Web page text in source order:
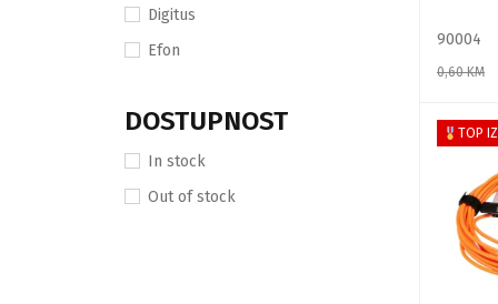
Digitus
Efon
Globo
Huawei
Infomir
DOSTUPNOST
In stock
Out of stock
90004
0,60KM
TOP